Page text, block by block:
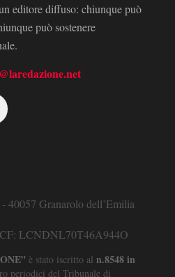
editore diffuso: chiunque può
può sostenere
40057 Granarolo dell’Emilia
LCNDNL70T46A944O
è stato iscritto al n.8548 in
periodici del Tribunale di